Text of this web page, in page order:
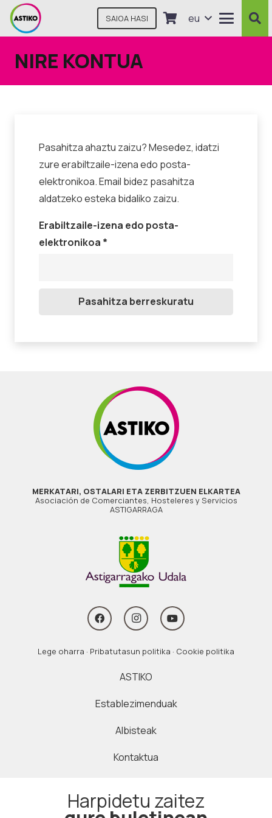
SAIOA HASI eu
NIRE KONTUA
Pasahitza ahaztu zaizu? Mesedez, idatzi
zure erabiltzaile-izena edo posta-
elektronikoa. Email bidez pasahitza
aldatzeko esteka bidaliko zaizu.
Erabiltzaile-izena edo posta-
elektronikoa *
Pasahitza berreskuratu
MERKATARI, OSTALARI ETA ZERBITZUEN ELKARTEA
Asociación de Comerciantes, Hosteleres y Servicios
ASTIGARRAGA
Lege oharra · Pribatutasun politika · Cookie politika
ASTIKO
Establezimenduak
Albisteak
Kontaktua
Harpidetu zaitez